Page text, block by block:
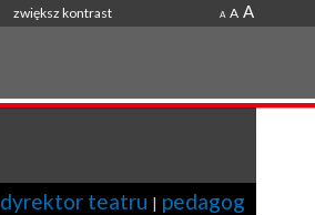
zwiększ kontrast A A A
dyrektor teatru | pedagog